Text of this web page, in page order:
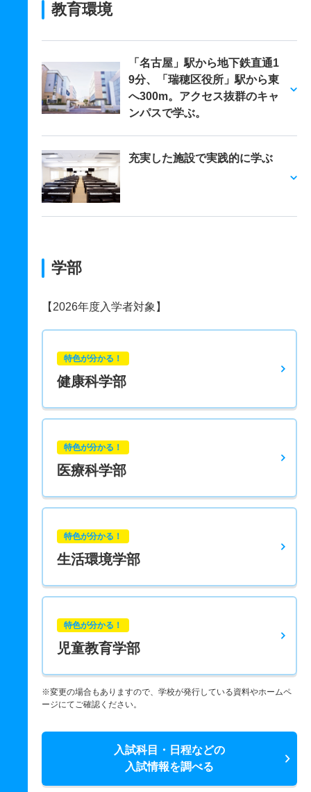
教育環境
「名古屋」駅から地下鉄直通1
9分、「瑞穂区役所」駅から東
へ300m。アクセス抜群のキャ
ンパスで学ぶ。
充実した施設で実践的に学ぶ
学部
【2026年度入学者対象】
特色が分かる！
健康科学部
特色が分かる！
医療科学部
特色が分かる！
生活環境学部
特色が分かる！
児童教育学部
※変更の場合もありますので、学校が発行している資料やホームペ
ージにてご確認ください。
入試科目・日程などの
入試情報を調べる